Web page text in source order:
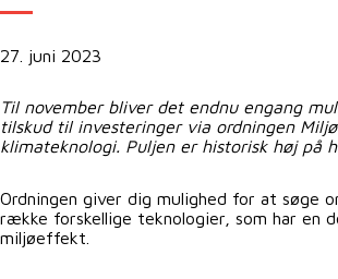
27. juni 2023
Til november bliver det endnu engang
tilskud til investeringer via ordningen
klimateknologi. Puljen er historisk høj på
Ordningen giver dig mulighed for at søge
række forskellige teknologier, som har en
miljøeffekt.